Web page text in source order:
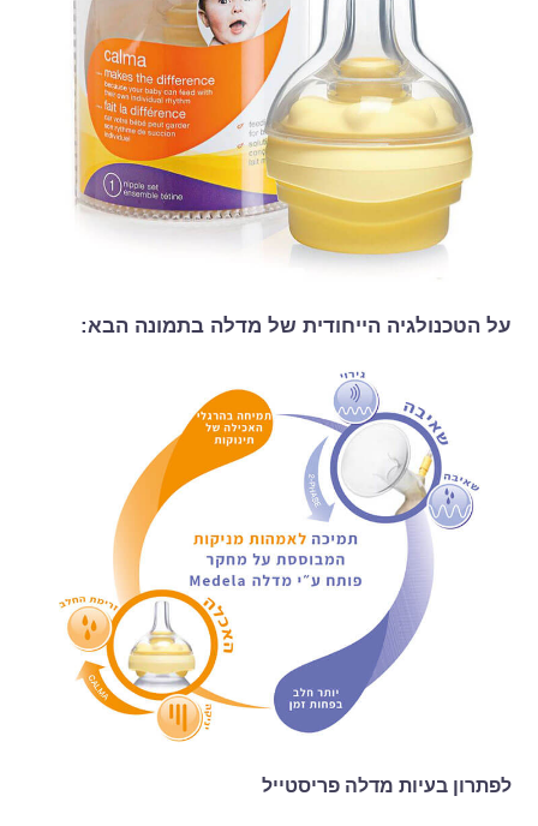
על הטכנולגיה הייחודית של מדלה בתמונה הבא:
לפתרון בעיות מדלה פריסטייל